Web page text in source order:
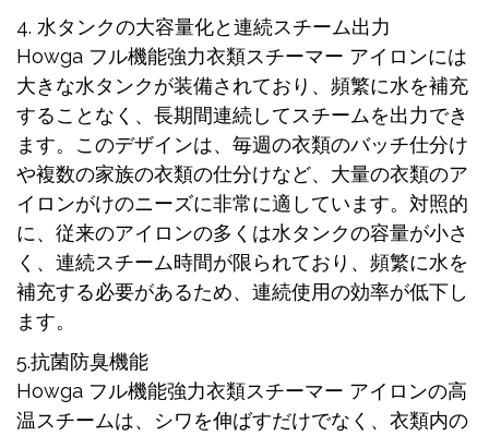
4. 水タンクの大容量化と連続スチーム出力
Howga フル機能強力衣類スチーマー アイロンには
大きな水タンクが装備されており、頻繁に水を補充
することなく、長期間連続してスチームを出力でき
ます。このデザインは、毎週の衣類のバッチ仕分け
や複数の家族の衣類の仕分けなど、大量の衣類のア
イロンがけのニーズに非常に適しています。対照的
に、従来のアイロンの多くは水タンクの容量が小さ
く、連続スチーム時間が限られており、頻繁に水を
補充する必要があるため、連続使用の効率が低下し
ます。
5.抗菌防臭機能
Howga フル機能強力衣類スチーマー アイロンの高
温スチームは、シワを伸ばすだけでなく、衣類内の